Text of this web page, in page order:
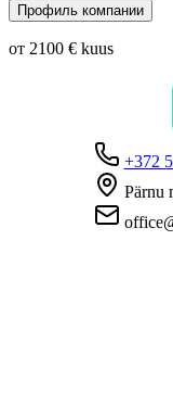
Профиль компании
от 2100 € kuus
+372
Pärnu